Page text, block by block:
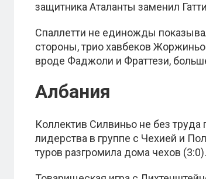
защитника Аталанты заменил
Спаллетти не единожды
стороны, трио хавбеков
вроде Фаджоли и Фраттези,
Албания
Коллектив Силвиньо не без труда
лидерства в группе с Чехией и
туров разгромила дома чехов (3:0).